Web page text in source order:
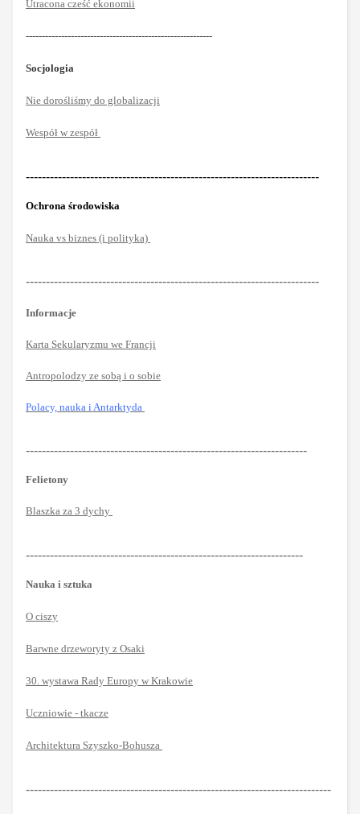
Utracona cześć ekonomii
----------------------------------------------------------
Socjologia
Nie dorośliśmy do globalizacji
Wespół w zespół
-------------------------------------------------------------------------
Ochrona środowiska
Nauka vs biznes (i polityka)
-------------------------------------------------------------------------
Informacje
Karta Sekularyzmu we Francji
Antropolodzy ze sobą i o sobie
Polacy, nauka i Antarktyda
----------------------------------------------------------------------
Felietony
Blaszka za 3 dychy
---------------------------------------------------------------------
Nauka i sztuka
O ciszy
Barwne drzeworyty z Osaki
30. wystawa Rady Europy w Krakowie
Uczniowie - tkacze
Architektura Szyszko-Bohusza
----------------------------------------------------------------------------